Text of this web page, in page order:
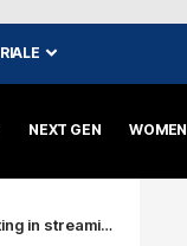
NEXT GEN WOMEN
League e quanto costa l’abbonamento